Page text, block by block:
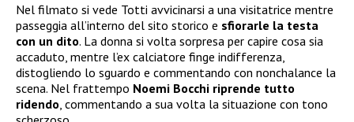
Nel filmato si vede Totti avvicinarsi a una visitatrice mentre
passeggia all’interno del sito storico e sfiorarle la testa
con un dito. La donna si volta sorpresa per capire cosa sia
accaduto, mentre l’ex calciatore finge indifferenza,
distogliendo lo sguardo e commentando con nonchalance la
scena. Nel frattempo Noemi Bocchi riprende tutto
ridendo , commentando a sua volta la situazione con tono